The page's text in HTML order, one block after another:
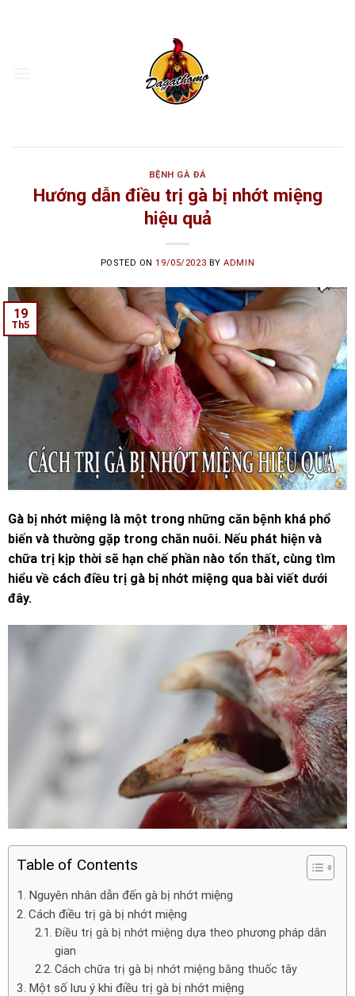
BỆNH GÀ ĐÁ
Hướng dẫn điều trị gà bị nhớt miệng
hiệu quả
POSTED ON19/05/2023 BYADMIN
19
Th5
Gà bị nhớt miệng là một trong những căn bệnh khá phổ
biến và thường gặp trong chăn nuôi. Nếu phát hiện và
chữa trị kịp thời sẽ hạn chế phần nào tổn thất, cùng tìm
hiểu về cách điều trị gà bị nhớt miệng qua bài viết dưới
đây.
Table of Contents
Nguyên nhân dẫn đến gà bị nhớt miệng
Cách điều trị gà bị nhớt miệng
Điều trị gà bị nhớt miệng dựa theo phương pháp dân
gian
Cách chữa trị gà bị nhớt miệng bằng thuốc tây
Một số lưu ý khi điều trị gà bị nhớt miệng